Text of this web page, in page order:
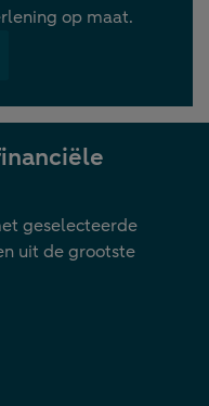
op maat.
geselecteerde
uit de grootste